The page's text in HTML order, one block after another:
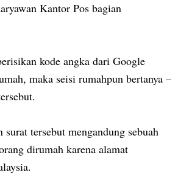
Kantor Pos bagian
kode angka dari Google
maka seisi rumahpun bertanya –
surat tersebut mengandung sebuah
dirumah karena alamat